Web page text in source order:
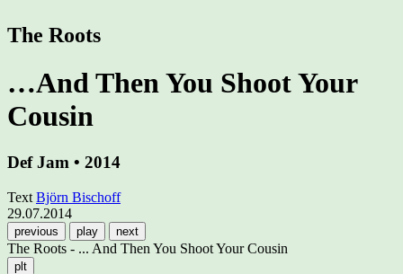
The Roots
…And Then You Shoot Your
Cousin
Def Jam • 2014
Text Björn Bischoff
29.07.2014
previous play next
The Roots - ... And Then You Shoot Your Cousin
plt